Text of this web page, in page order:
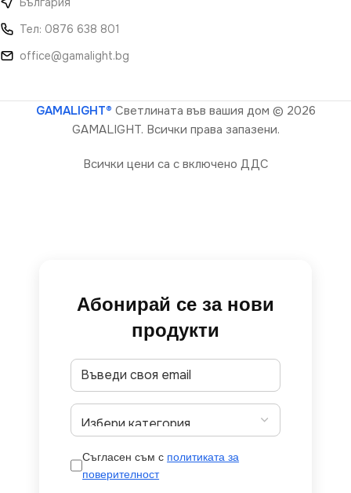
Тел: 0876 638 801
office@gamalight.bg
GAMALIGHT® Светлината във вашия дом © 2026
GAMALIGHT. Всички права запазени.
Всички цени са с включено ДДС
Абонирай се за нови
продукти
Съгласен съм с политиката за
поверителност